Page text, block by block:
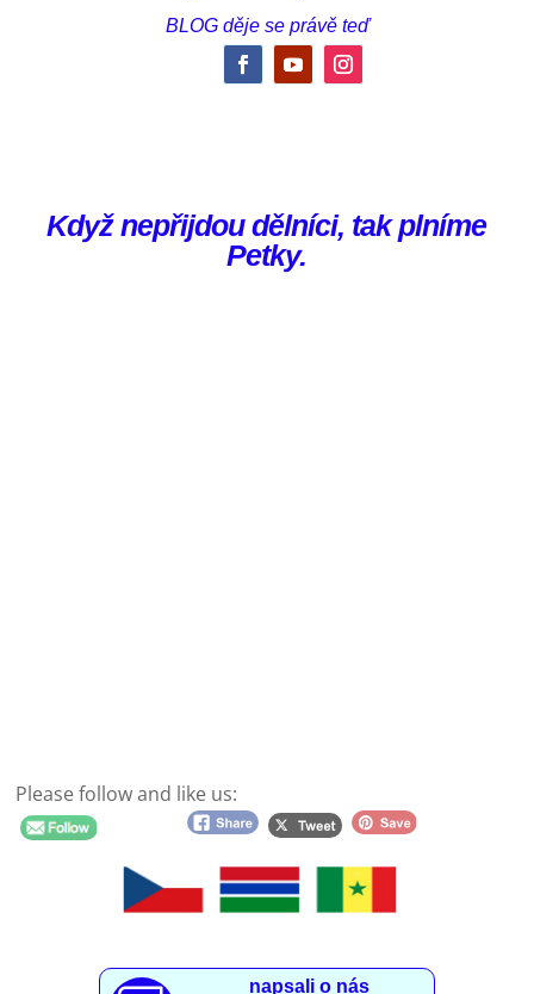
BLOG děje se právě teď
Když nepřijdou dělníci, tak plníme
Petky.
Please follow and like us:
napsali o nás